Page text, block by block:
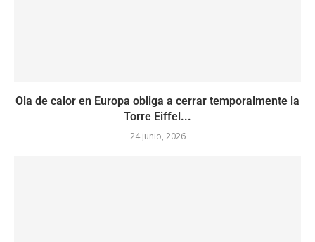
Ola de calor en Europa obliga a cerrar temporalmente la
Torre Eiffel...
24 junio, 2026